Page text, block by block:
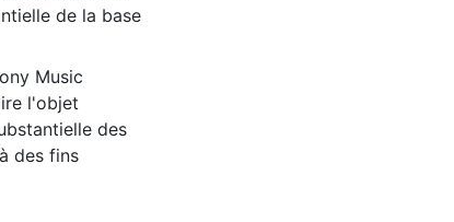
de la base
Music
l'objet
des
des fins